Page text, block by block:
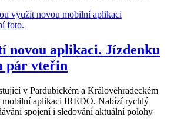
novou aplikaci. Jízdenku
pár vteřin
v Pardubickém a Královéhradeckém
aplikaci IREDO. Nabízí rychlý
spojení i sledování aktuální polohy